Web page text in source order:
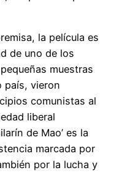
la película es
de uno de los
muestras
país, vieron
comunistas al
liberal
de Mao’ es la
marcada por
por la lucha y